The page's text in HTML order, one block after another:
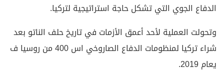
الدفاع الجوي التي تشكل حاجة استراتيجية لتركيا.
وتحولت العملية لأحد أعمق الأزمات في تاريخ حلف الناتو بعد
شراء تركيا لمنظومات الدفاع الصاروخي اس 400 من روسيا ف
يعام 2019.